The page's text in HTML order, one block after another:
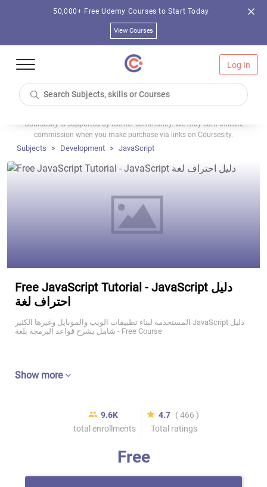
50,000+ Free Udemy Courses to Start Today
View Courses
Log In
Coursesity is supported by learner community. We may earn affiliate
commission when you make purchase via links on Coursesity.
Subjects Development JavaScript
Free JavaScript Tutorial - JavaScript دليل
احتراف لغة
المستخدمة لبناء تطبيقات الويب والموبايل وغيرها الكثير JavaScript دليل
شامل يشرح قواعد البرمجة بلغة - Free Course
Show more
9.6K
total enrollments
4.7 ( 466 )
Total ratings
Free